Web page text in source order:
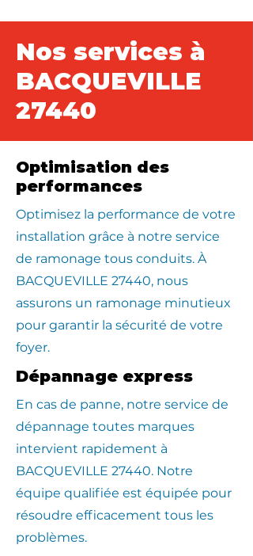
Nos services à
BACQUEVILLE
27440
Optimisation des
performances
Optimisez la performance de votre
installation grâce à notre service
de ramonage tous conduits. À
BACQUEVILLE 27440, nous
assurons un ramonage minutieux
pour garantir la sécurité de votre
foyer.
Dépannage express
En cas de panne, notre service de
dépannage toutes marques
intervient rapidement à
BACQUEVILLE 27440. Notre
équipe qualifiée est équipée pour
résoudre efficacement tous les
problèmes.